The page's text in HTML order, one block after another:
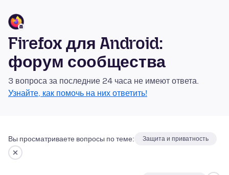
Firefox для Android:
форум сообщества
3 вопроса за последние 24 часа не имеют ответа.
Узнайте, как помочь на них ответить!
Вы просматриваете вопросы по теме: Защита и приватность